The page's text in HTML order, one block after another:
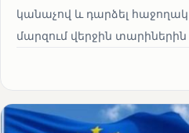
կանաչով և դարձել հաջողակ
մարզում վերջին